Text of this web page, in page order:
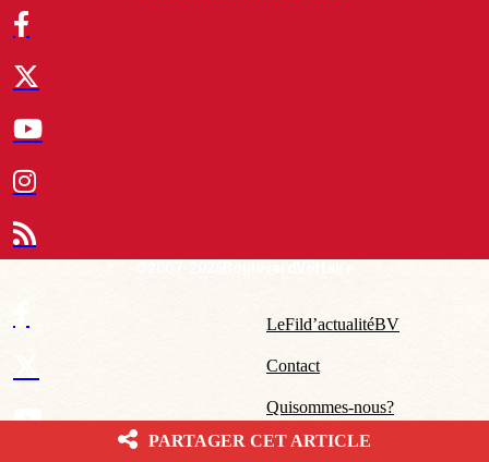
Le Fil d’actualité BV
Contact
Qui sommes-nous ?
Mentions légales – CGU
PARTAGER CET ARTICLE